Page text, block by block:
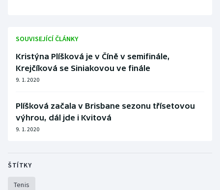
SOUVISEJÍCÍ ČLÁNKY
Kristýna Plíšková je v Číně v semifinále,
Krejčíková se Siniakovou ve finále
9. 1. 2020
Plíšková začala v Brisbane sezonu třísetovou
výhrou, dál jde i Kvitová
9. 1. 2020
ŠTÍTKY
Tenis